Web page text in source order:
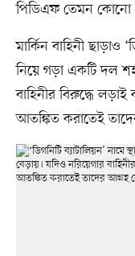
পিডিএফ তেমন কোনো
মার্কিন বাহিনী ছাড়াও
নিয়ে গড়া একটি দল
বাহিনীর বিরুদ্ধে
আতঙ্কিত করাতেই